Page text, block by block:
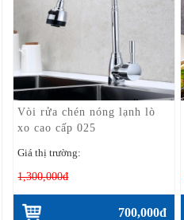
Vòi rửa chén nóng lạnh lò
xo cao cấp 025
Giá thị trường:
1,300,000đ
700,000đ